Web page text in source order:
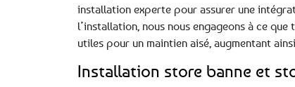
installation experte pour assurer une
l’installation, nous nous engageons à ce
utiles pour un maintien aisé, augmentant
Installation store banne et